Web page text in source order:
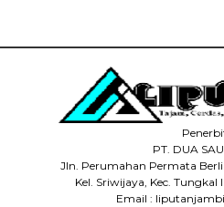
PT. DUA
Jln. Perumahan Permata
Kel. Sriwijaya, Kec. Tungkal
Email :